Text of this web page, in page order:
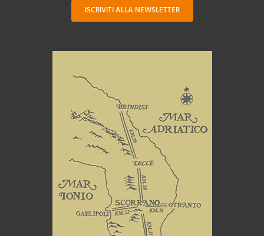
ISCRIVITI ALLA NEWSLETTER